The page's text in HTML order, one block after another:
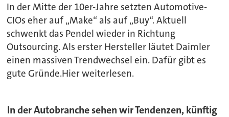
In der Mitte der 10er-Jahre setzten Automotive-
CIOs eher auf „Make“ als auf „Buy“. Aktuell
schwenkt das Pendel wieder in Richtung
Outsourcing. Als erster Hersteller läutet Daimler
einen massiven Trendwechsel ein. Dafür gibt es
gute Gründe.Hier weiterlesen.
In der Autobranche sehen wir Tendenzen, künftig